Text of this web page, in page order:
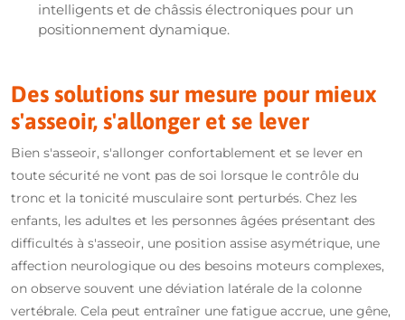
intelligents et de châssis électroniques pour un
positionnement dynamique.
Des solutions sur mesure pour mieux
s'asseoir, s'allonger et se lever
Bien s'asseoir, s'allonger confortablement et se lever en
toute sécurité ne vont pas de soi lorsque le contrôle du
tronc et la tonicité musculaire sont perturbés. Chez les
enfants, les adultes et les personnes âgées présentant des
difficultés à s'asseoir, une position assise asymétrique, une
affection neurologique ou des besoins moteurs complexes,
on observe souvent une déviation latérale de la colonne
vertébrale. Cela peut entraîner une fatigue accrue, une gêne,